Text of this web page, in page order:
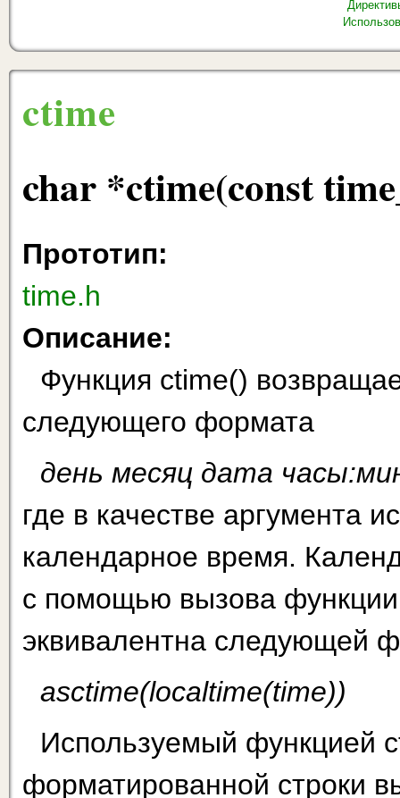
ctime
char *ctime(const
Прототип:
time.h
Описание:
Функция ctime()
следующего формата
день месяц дата
где в качестве аргумента
календарное время.
с помощью вызова
эквивалентна следующей
asctime(localtime(time))
Используемый функцией
форматированной строки